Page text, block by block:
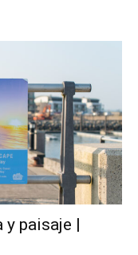
y paisaje |